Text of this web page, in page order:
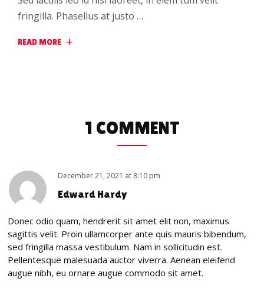
fringilla. Phasellus at justo …
READ MORE
1 COMMENT
December 21, 2021 at 8:10 pm
Edward Hardy
Donec odio quam, hendrerit sit amet elit non, maximus
sagittis velit. Proin ullamcorper ante quis mauris bibendum,
sed fringilla massa vestibulum. Nam in sollicitudin est.
Pellentesque malesuada auctor viverra. Aenean eleifend
augue nibh, eu ornare augue commodo sit amet.